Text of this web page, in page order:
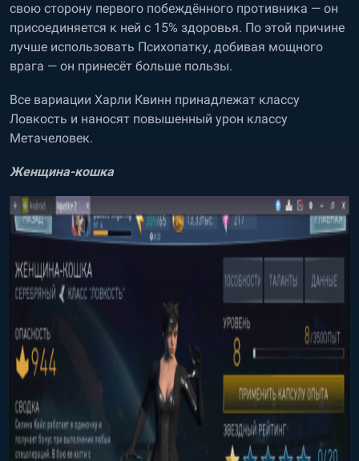
свою сторону первого побеждённого противника — он
присоединяется к ней с 15% здоровья. По этой причине
лучше использовать Психопатку, добивая мощного
врага — он принесёт больше пользы.
Все вариации Харли Квинн принадлежат классу
Ловкость и наносят повышенный урон классу
Метачеловек.
Женщина-кошка